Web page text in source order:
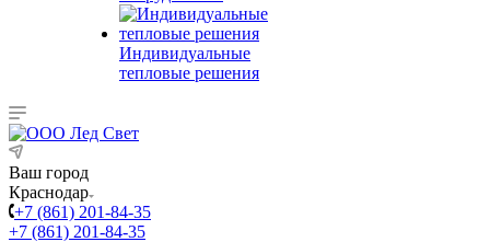
Индивидуальные
тепловые решения
Ваш город
Краснодар
+7 (861) 201-84-35
+7 (861) 201-84-35